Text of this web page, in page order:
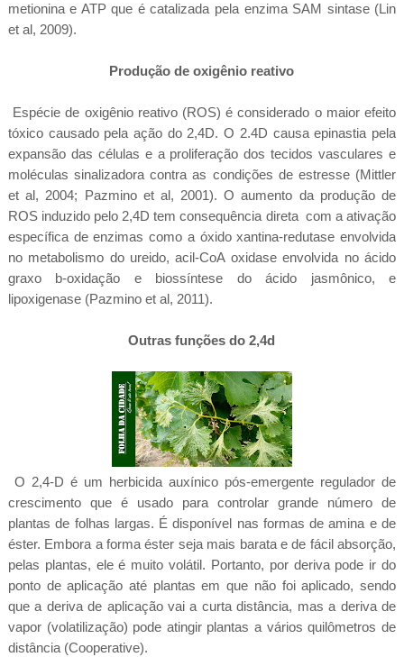
metionina e ATP que é catalizada pela enzima SAM sintase (Lin
et al, 2009).
Produção de oxigênio reativo
Espécie de oxigênio reativo (ROS) é considerado o maior efeito
tóxico causado pela ação do 2,4D. O 2.4D causa epinastia pela
expansão das células e a proliferação dos tecidos vasculares e
moléculas sinalizadora contra as condições de estresse (Mittler
et al, 2004; Pazmino et al, 2001). O aumento da produção de
ROS induzido pelo 2,4D tem consequência direta com a ativação
específica de enzimas como a óxido xantina-redutase envolvida
no metabolismo do ureido, acil-CoA oxidase envolvida no ácido
graxo b-oxidação e biossíntese do ácido jasmônico, e
lipoxigenase (Pazmino et al, 2011).
Outras funções do 2,4d
O 2,4-D é um herbicida auxínico pós-emergente regulador de
crescimento que é usado para controlar grande número de
plantas de folhas largas. É disponível nas formas de amina e de
éster. Embora a forma éster seja mais barata e de fácil absorção,
pelas plantas, ele é muito volátil. Portanto, por deriva pode ir do
ponto de aplicação até plantas em que não foi aplicado, sendo
que a deriva de aplicação vai a curta distância, mas a deriva de
vapor (volatilização) pode atingir plantas a vários quilômetros de
distância (Cooperative).